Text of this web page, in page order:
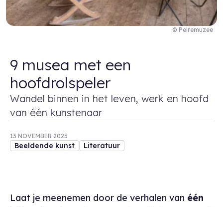
© Peiremuzee
9 musea met een
hoofdrolspeler
Wandel binnen in het leven, werk en hoofd
van één kunstenaar
13 NOVEMBER 2025
Beeldende kunst Literatuur
Laat je meenemen door de verhalen van één